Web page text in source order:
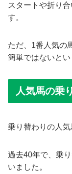
スタートや折り
す。
ただ、1番人気の
簡単ではないとい
人気馬の乗
乗り替わりの人
過去40年で、乗
いました。